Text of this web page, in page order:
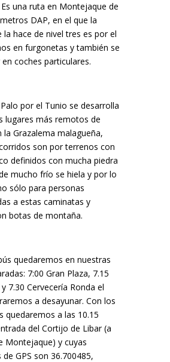
una ruta en Montejaque de
DAP, en el que la
la hace de nivel tres es por el
en furgonetas y también se
coches particulares.
por el Tunio se desarrolla
lugares más remotos de
la Grazalema malagueña,
son por terrenos con
definidos con mucha piedra
mucho frío se hiela y por lo
sólo para personas
a estas caminatas y
botas de montaña.
quedaremos en nuestras
7:00 Gran Plaza, 7.15
7.30 Cervecería Ronda el
a desayunar. Con los
quedaremos a las 10.15
del Cortijo de Libar (a
Montejaque) y cuyas
GPS son 36.700485,